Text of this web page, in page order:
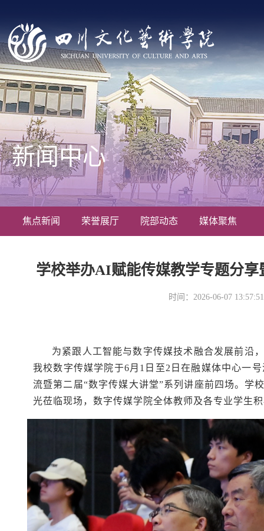
焦点新闻 荣誉展厅 院部动态 媒体聚焦
新闻中心
学校举办AI赋能传媒教学专题分
时间：2026-06-07
为紧跟人工智能与数字传媒技术融合发展前沿
我校数字传媒学院于6月1日至2日在融媒体中心一
流暨第二届“数字传媒大讲堂”系列讲座前四场。学
光莅临现场，数字传媒学院全体教师及各专业学生